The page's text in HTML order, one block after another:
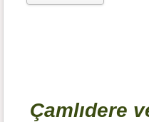
Çamlıdere